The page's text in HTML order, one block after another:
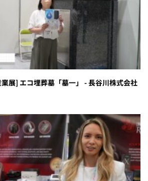
展] エコ埋葬墓「墓一」 - 長谷川株式会社